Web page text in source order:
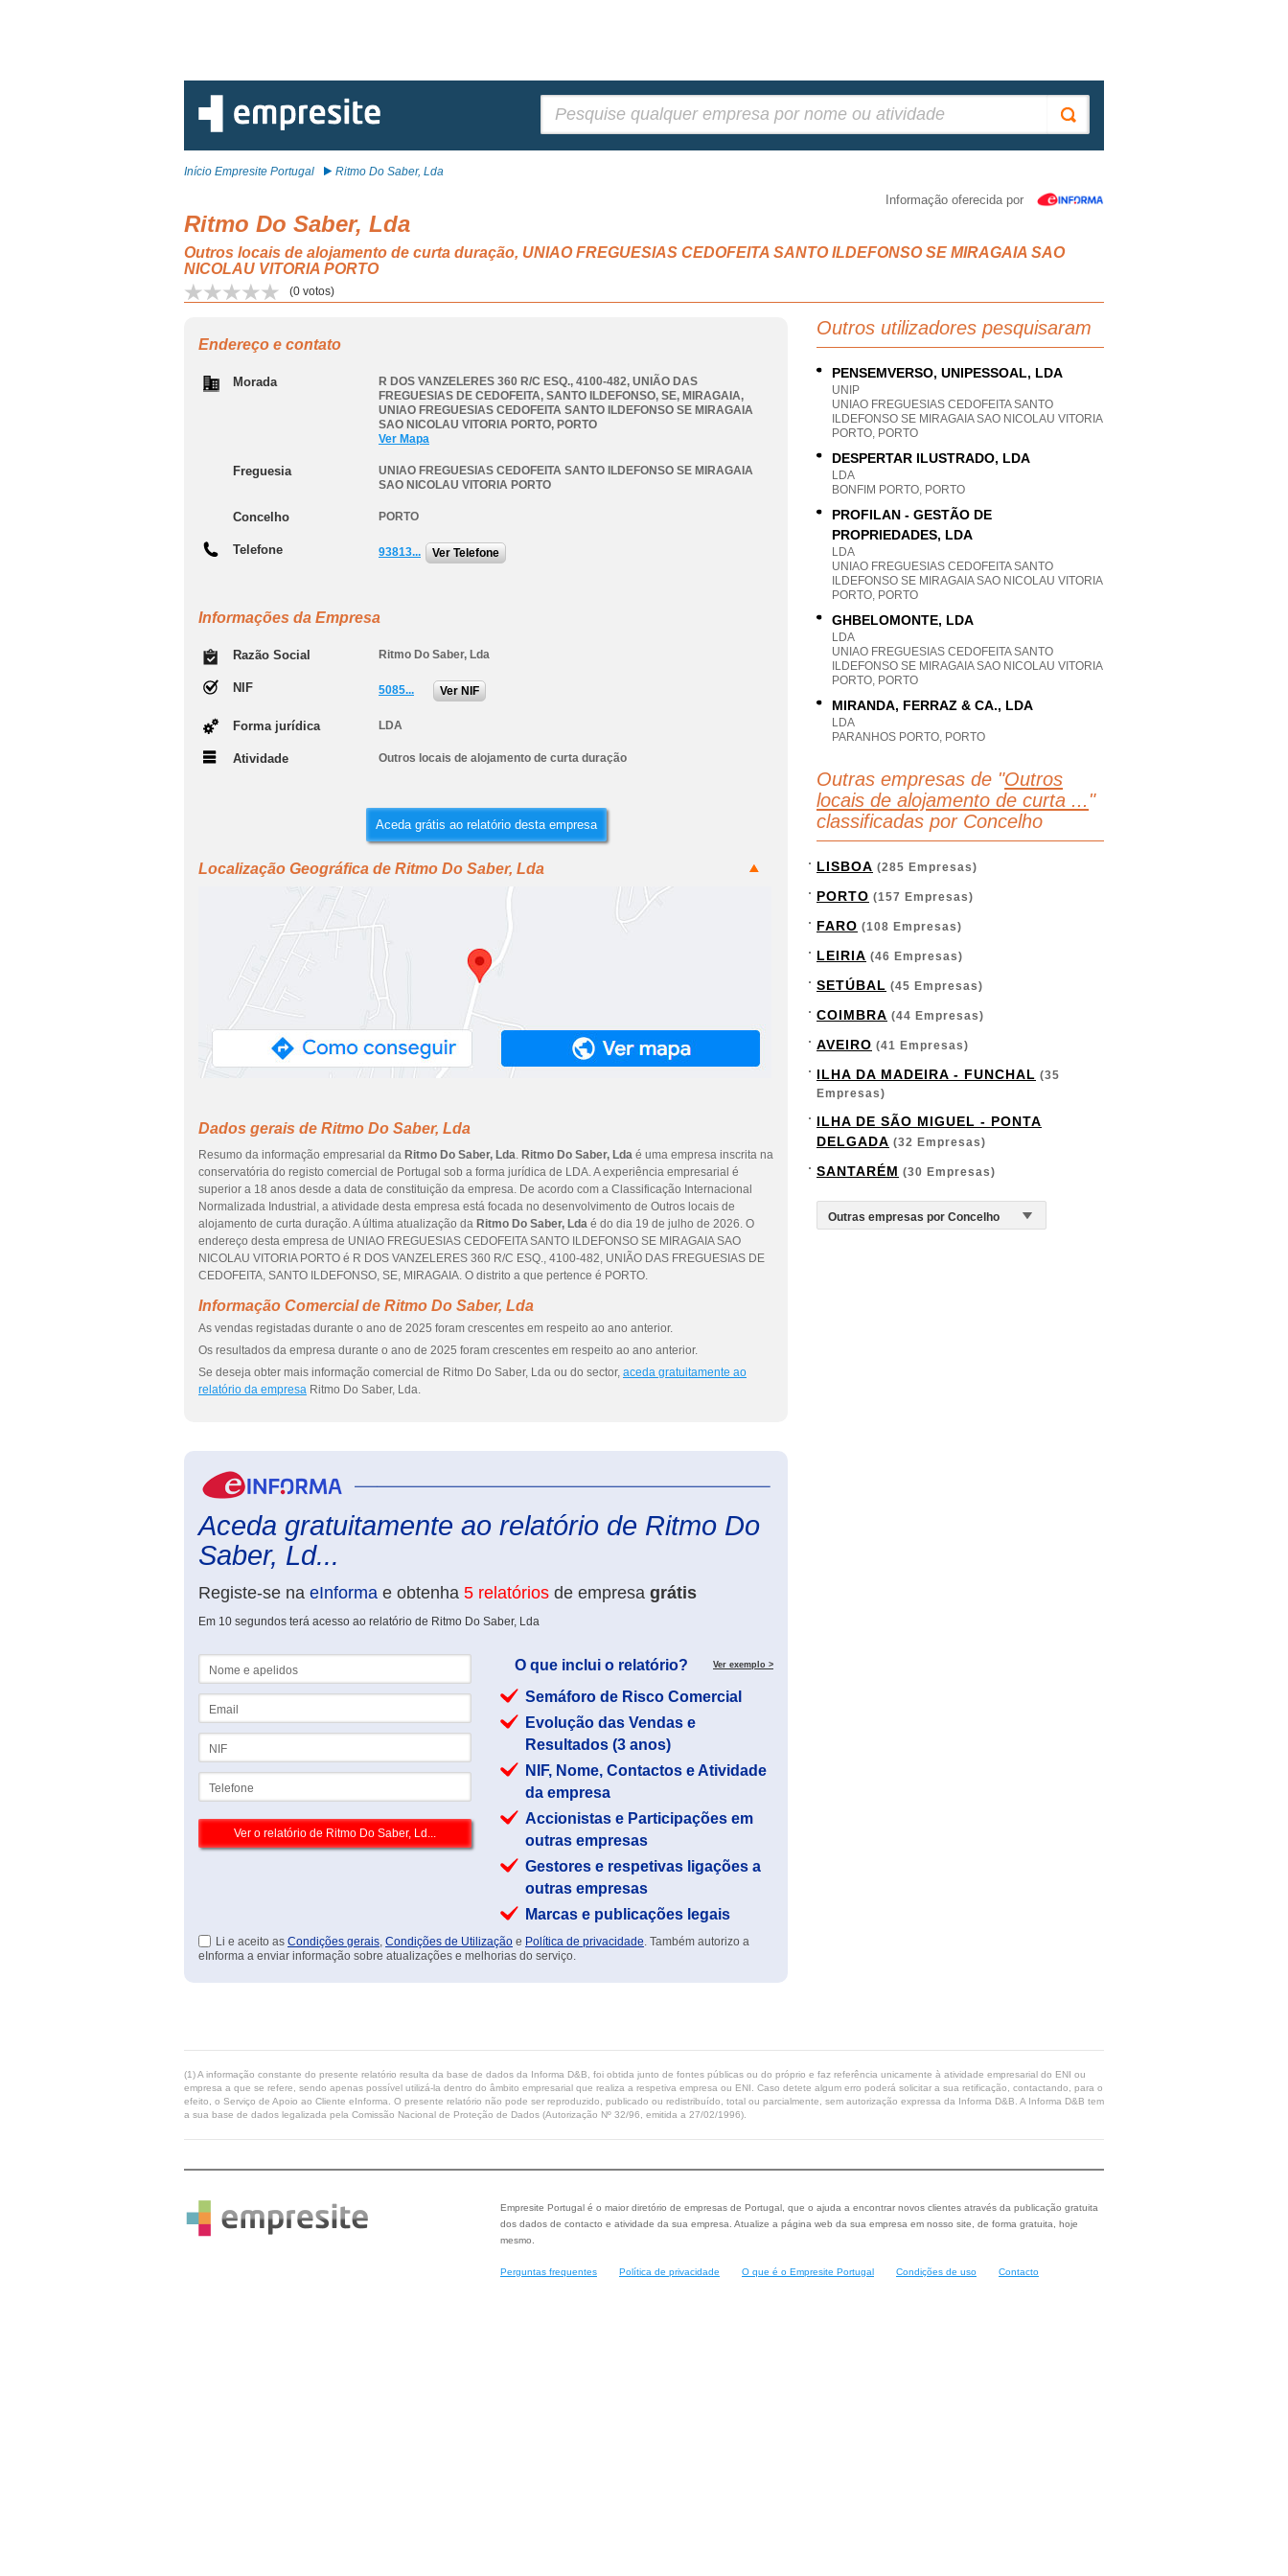
Início Empresite Portugal Ritmo Do Saber, Lda
Informação oferecida por
Ritmo Do Saber, Lda
Outros locais de alojamento de curta duração, UNIAO FREGUESIAS CEDOFEITA SANTO ILDEFONSO SE MIRAGAIA SAO
NICOLAU VITORIA PORTO
(0 votos)
Endereço e contato
Morada
R DOS VANZELERES 360 R/C ESQ., 4100-482, UNIÃO DAS
FREGUESIAS DE CEDOFEITA, SANTO ILDEFONSO, SE, MIRAGAIA,
UNIAO FREGUESIAS CEDOFEITA SANTO ILDEFONSO SE MIRAGAIA
SAO NICOLAU VITORIA PORTO, PORTO
Ver Mapa
Freguesia
UNIAO FREGUESIAS CEDOFEITA SANTO ILDEFONSO SE MIRAGAIA
SAO NICOLAU VITORIA PORTO
Concelho PORTO
Telefone 93813... Ver Telefone
Informações da Empresa
Razão Social Ritmo Do Saber, Lda
NIF 5085... Ver NIF
Forma jurídica LDA
Atividade Outros locais de alojamento de curta duração
Aceda grátis ao relatório desta empresa
Localização Geográfica de Ritmo Do Saber, Lda
Dados gerais de Ritmo Do Saber, Lda
Resumo da informação empresarial da Ritmo Do Saber, Lda. Ritmo Do Saber, Lda é uma empresa inscrita na
conservatória do registo comercial de Portugal sob a forma jurídica de LDA. A experiência empresarial é
superior a 18 anos desde a data de constituição da empresa. De acordo com a Classificação Internacional
Normalizada Industrial, a atividade desta empresa está focada no desenvolvimento de Outros locais de
alojamento de curta duração. A última atualização da Ritmo Do Saber, Lda é do dia 19 de julho de 2026. O
endereço desta empresa de UNIAO FREGUESIAS CEDOFEITA SANTO ILDEFONSO SE MIRAGAIA SAO
NICOLAU VITORIA PORTO é R DOS VANZELERES 360 R/C ESQ., 4100-482, UNIÃO DAS FREGUESIAS DE
CEDOFEITA, SANTO ILDEFONSO, SE, MIRAGAIA. O distrito a que pertence é PORTO.
Informação Comercial de Ritmo Do Saber, Lda
As vendas registadas durante o ano de 2025 foram crescentes em respeito ao ano anterior.
Os resultados da empresa durante o ano de 2025 foram crescentes em respeito ao ano anterior.
Se deseja obter mais informação comercial de Ritmo Do Saber, Lda ou do sector, aceda gratuitamente ao
relatório da empresa Ritmo Do Saber, Lda.
Aceda gratuitamente ao relatório de Ritmo Do
Saber, Ld...
Registe-se na eInforma e obtenha 5 relatórios de empresa grátis
Em 10 segundos terá acesso ao relatório de Ritmo Do Saber, Lda
O que inclui o relatório? Ver exemplo >
Semáforo de Risco Comercial
Evolução das Vendas e
Resultados (3 anos)
NIF, Nome, Contactos e Atividade
da empresa
Accionistas e Participações em
outras empresas
Gestores e respetivas ligações a
outras empresas
Marcas e publicações legais
Li e aceito as Condições gerais, Condições de Utilização e Política de privacidade. Também autorizo a
eInforma a enviar informação sobre atualizações e melhorias do serviço.
Outros utilizadores pesquisaram
PENSEMVERSO, UNIPESSOAL, LDA
UNIP
UNIAO FREGUESIAS CEDOFEITA SANTO
ILDEFONSO SE MIRAGAIA SAO NICOLAU VITORIA
PORTO, PORTO
DESPERTAR ILUSTRADO, LDA
LDA
BONFIM PORTO, PORTO
PROFILAN - GESTÃO DE
PROPRIEDADES, LDA
LDA
UNIAO FREGUESIAS CEDOFEITA SANTO
ILDEFONSO SE MIRAGAIA SAO NICOLAU VITORIA
PORTO, PORTO
GHBELOMONTE, LDA
LDA
UNIAO FREGUESIAS CEDOFEITA SANTO
ILDEFONSO SE MIRAGAIA SAO NICOLAU VITORIA
PORTO, PORTO
MIRANDA, FERRAZ & CA., LDA
LDA
PARANHOS PORTO, PORTO
Outras empresas de "Outros
locais de alojamento de curta ... "
classificadas por Concelho
LISBOA (285 Empresas)
PORTO (157 Empresas)
FARO (108 Empresas)
LEIRIA (46 Empresas)
SETÚBAL (45 Empresas)
COIMBRA (44 Empresas)
AVEIRO (41 Empresas)
ILHA DA MADEIRA - FUNCHAL (35
Empresas)
ILHA DE SÃO MIGUEL - PONTA
DELGADA (32 Empresas)
SANTARÉM (30 Empresas)
(1) A informação constante do presente relatório resulta da base de dados da Informa D&B, foi obtida junto de fontes públicas ou do próprio e faz referência unicamente à atividade empresarial do ENI ou
empresa a que se refere, sendo apenas possível utilizá-la dentro do âmbito empresarial que realiza a respetiva empresa ou ENI. Caso detete algum erro poderá solicitar a sua retificação, contactando, para o
efeito, o Serviço de Apoio ao Cliente eInforma. O presente relatório não pode ser reproduzido, publicado ou redistribuído, total ou parcialmente, sem autorização expressa da Informa D&B. A Informa D&B tem
a sua base de dados legalizada pela Comissão Nacional de Proteção de Dados (Autorização Nº 32/96, emitida a 27/02/1996).
Empresite Portugal é o maior diretório de empresas de Portugal, que o ajuda a encontrar novos clientes através da publicação gratuita
dos dados de contacto e atividade da sua empresa. Atualize a página web da sua empresa em nosso site, de forma gratuita, hoje
mesmo.
Perguntas frequentes Política de privacidade O que é o Empresite Portugal Condições de uso Contacto